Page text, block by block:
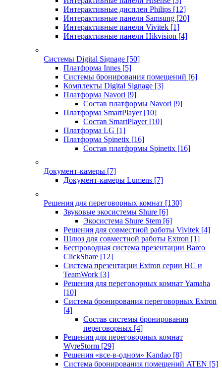
Интерактивные дисплеи Philips [12]
Интерактивные панели Samsung [20]
Интерактивные панели Vivitek [1]
Интерактивные панели Hikvision [4]
Системы Digital Signage [50]
Платформа Innes [5]
Системы бронирования помещений [6]
Комплекты Digital Signage [3]
Платформа Navori [9]
Состав платформы Navori [9]
Платформа SmartPlayer [10]
Состав SmartPlayer [10]
Платформа LG [1]
Платформа Spinetix [16]
Состав платформы Spinetix [16]
Документ-камеры [7]
Документ-камеры Lumens [7]
Решения для переговорных комнат [130]
Звуковые экосистемы Shure [6]
Экосистема Shure Stem [6]
Решения для совместной работы Vivitek [4]
Шлюз для совместной работы Extron [1]
Беспроводная система презентации Barco
ClickShare [12]
Система презентации Extron серии HC и
TeamWork [3]
Решения для переговорных комнат Yamaha
[10]
Система бронирования переговорных Extron
[4]
Состав системы бронирования
переговорных [4]
Решения для переговорных комнат
WyreStorm [29]
Решения «все-в-одном» Kandao [8]
Система бронирования помещений ATEN [5]